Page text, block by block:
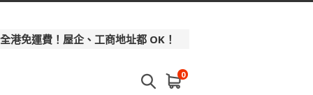
港免運費！屋企、工商地址都 OK！
0